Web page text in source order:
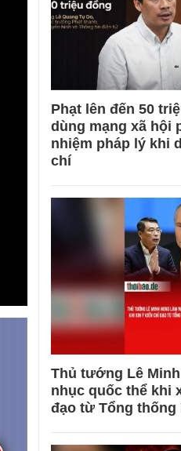
Phạt lên đến 50
dùng mạng xã hội
nhiệm pháp lý khi
chí
Thủ tướng Lê
nhục quốc thể khi
đạo từ Tổng thống